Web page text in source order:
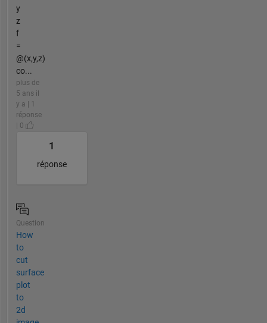
y
z
f
=
@(x,y,z)
co...
plus de
5 ans il
y a | 1
réponse
| 0
1
réponse
Question
How
to
cut
surface
plot
to
2d